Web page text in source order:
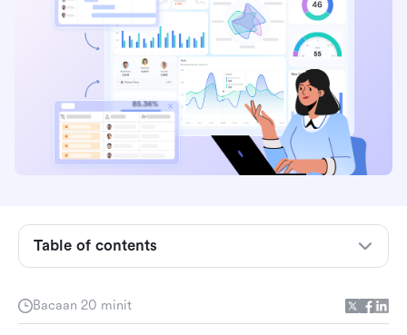
Bacaan 20 minit
Table of contents
Apakah pengurusan projek dalam runcit?
runcit?
Projek runcit biasa yang memerlukan
pengurusan yang kukuh